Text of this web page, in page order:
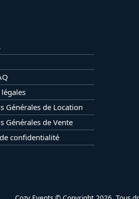
Générales de Location
Générales de Vente
confidentialité